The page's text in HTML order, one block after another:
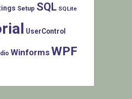
Setup SQL SQLite
UserControl
WinformsWPF